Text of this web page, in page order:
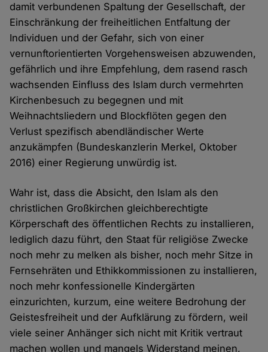
damit verbundenen Spaltung der Gesellschaft, der
Einschränkung der freiheitlichen Entfaltung der
Individuen und der Gefahr, sich von einer
vernunftorientierten Vorgehensweisen abzuwenden,
gefährlich und ihre Empfehlung, dem rasend rasch
wachsenden Einfluss des Islam durch vermehrten
Kirchenbesuch zu begegnen und mit
Weihnachtsliedern und Blockflöten gegen den
Verlust spezifisch abendländischer Werte
anzukämpfen (Bundeskanzlerin Merkel, Oktober
2016) einer Regierung unwürdig ist.
Wahr ist, dass die Absicht, den Islam als den
christlichen Großkirchen gleichberechtigte
Körperschaft des öffentlichen Rechts zu installieren,
lediglich dazu führt, den Staat für religiöse Zwecke
noch mehr zu melken als bisher, noch mehr Sitze in
Fernsehräten und Ethikkommissionen zu installieren,
noch mehr konfessionelle Kindergärten
einzurichten, kurzum, eine weitere Bedrohung der
Geistesfreiheit und der Aufklärung zu fördern, weil
viele seiner Anhänger sich nicht mit Kritik vertraut
machen wollen und mangels Widerstand meinen,